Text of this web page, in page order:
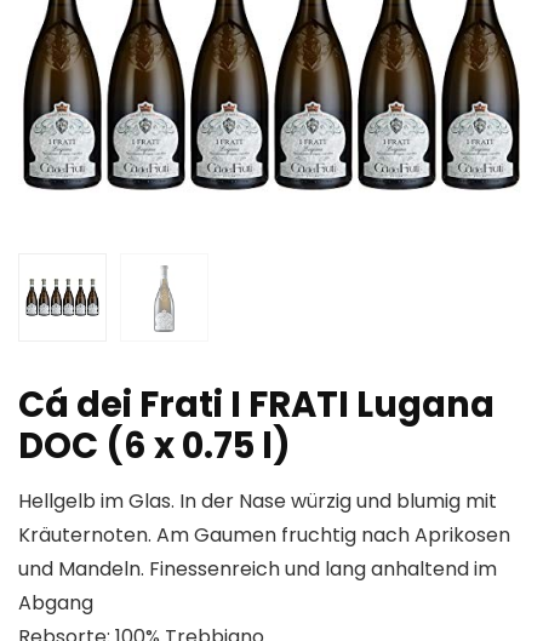
Cá dei Frati I FRATI Lugana
DOC (6 x 0.75 l)
Hellgelb im Glas. In der Nase würzig und blumig mit
Kräuternoten. Am Gaumen fruchtig nach Aprikosen
und Mandeln. Finessenreich und lang anhaltend im
Abgang